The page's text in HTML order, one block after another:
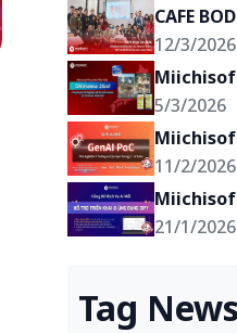
CAFE
tiêu trở
chiến
hàng
12/3/2026
Triển Trải
Lịch
2Go!” tại
Bản
5/3/2026
Phát
Biến Ý
GenAI
11/2/2026
triển
bảo mật
21/1/2026
Tag News